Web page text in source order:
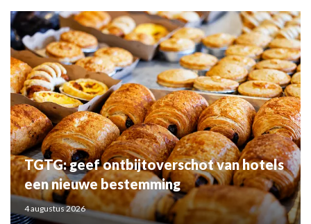
TGTG: geef ontbijtoverschot van hotels
een nieuwe bestemming
4 augustus 2026